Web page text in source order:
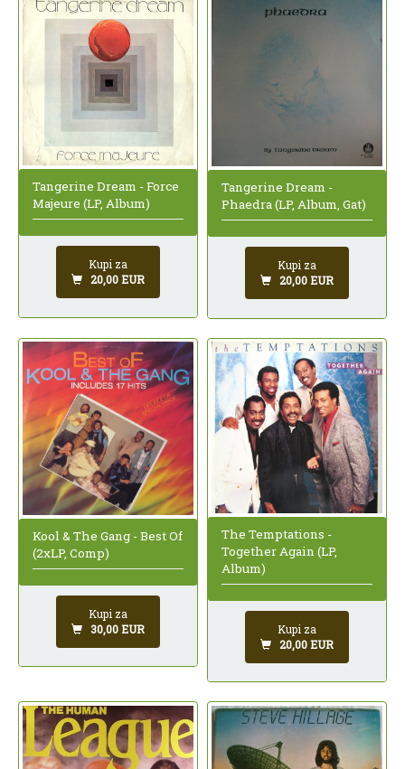
Tangerine Dream - Force
Majeure (LP, Album)
Kupi za
20,00 EUR
Tangerine Dream -
Phaedra (LP, Album, Gat)
Kupi za
20,00 EUR
Kool & The Gang - Best Of
(2xLP, Comp)
Kupi za
30,00 EUR
The Temptations -
Together Again (LP,
Album)
Kupi za
20,00 EUR